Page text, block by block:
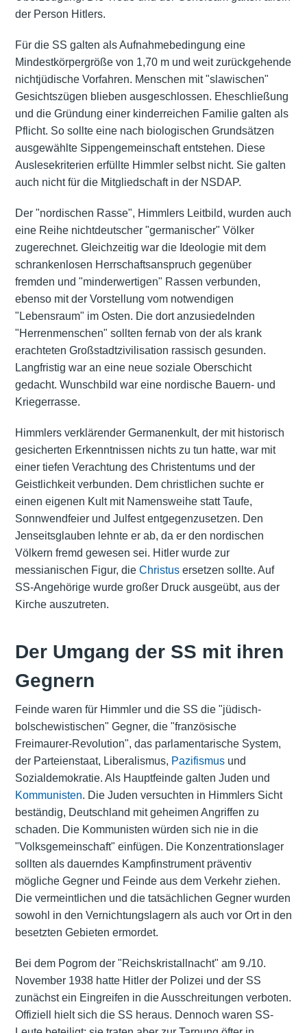
der Person Hitlers.
Für die SS galten als Aufnahmebedingung eine
Mindestkörpergröße von 1,70 m und weit zurückgehende
nichtjüdische Vorfahren. Menschen mit "slawischen"
Gesichtszügen blieben ausgeschlossen. Eheschließung
und die Gründung einer kinderreichen Familie galten als
Pflicht. So sollte eine nach biologischen Grundsätzen
ausgewählte Sippengemeinschaft entstehen. Diese
Auslesekriterien erfüllte Himmler selbst nicht. Sie galten
auch nicht für die Mitgliedschaft in der NSDAP.
Der "nordischen Rasse", Himmlers Leitbild, wurden auch
eine Reihe nichtdeutscher "germanischer" Völker
zugerechnet. Gleichzeitig war die Ideologie mit dem
schrankenlosen Herrschaftsanspruch gegenüber
fremden und "minderwertigen" Rassen verbunden,
ebenso mit der Vorstellung vom notwendigen
"Lebensraum" im Osten. Die dort anzusiedelnden
"Herrenmenschen" sollten fernab von der als krank
erachteten Großstadtzivilisation rassisch gesunden.
Langfristig war an eine neue soziale Oberschicht
gedacht. Wunschbild war eine nordische Bauern- und
Kriegerrasse.
Himmlers verklärender Germanenkult, der mit historisch
gesicherten Erkenntnissen nichts zu tun hatte, war mit
einer tiefen Verachtung des Christentums und der
Geistlichkeit verbunden. Dem christlichen suchte er
einen eigenen Kult mit Namensweihe statt Taufe,
Sonnwendfeier und Julfest entgegenzusetzen. Den
Jenseitsglauben lehnte er ab, da er den nordischen
Völkern fremd gewesen sei. Hitler wurde zur
messianischen Figur, die Christusersetzen sollte. Auf
SS-Angehörige wurde großer Druck ausgeübt, aus der
Kirche auszutreten.
Der Umgang der SS mit ihren
Gegnern
Feinde waren für Himmler und die SS die "jüdisch-
bolschewistischen" Gegner, die "französische
Freimaurer-Revolution", das parlamentarische System,
der Parteienstaat, Liberalismus, Pazifismusund
Sozialdemokratie. Als Hauptfeinde galten Juden und
Kommunisten. Die Juden versuchten in Himmlers Sicht
beständig, Deutschland mit geheimen Angriffen zu
schaden. Die Kommunisten würden sich nie in die
"Volksgemeinschaft" einfügen. Die Konzentrationslager
sollten als dauerndes Kampfinstrument präventiv
mögliche Gegner und Feinde aus dem Verkehr ziehen.
Die vermeintlichen und die tatsächlichen Gegner wurden
sowohl in den Vernichtungslagern als auch vor Ort in den
besetzten Gebieten ermordet.
Bei dem Pogrom der "Reichskristallnacht" am 9./10.
November 1938 hatte Hitler der Polizei und der SS
zunächst ein Eingreifen in die Ausschreitungen verboten.
Offiziell hielt sich die SS heraus. Dennoch waren SS-